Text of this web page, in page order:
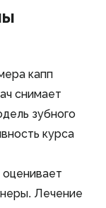
капп
снимает
зубного
курса
Лечение